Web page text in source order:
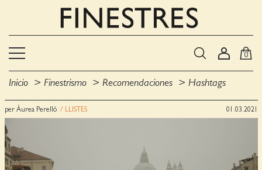
0
Inicio Finestrismo Recomendaciones Hashtags
per Àurea Perelló / LLISTES 01.03.2021